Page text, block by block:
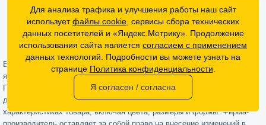
ПВЗ Пн-Пт с 10:00 до 20:00
г. Москва, ул. Барклая 13с1
подъезд 1, цокольный этаж, офис 1
Официальный интернет-магазин NiceBike © 2012 - 2026
Вся информация на сайте носит ознакомительный характер, не
является публичной офертой (определяемой положениями Статьи 437
Гражданского кодекса РФ) и не может в полной мере передавать
достоверную информацию о свойствах, комплектации и
характеристиках товара, включая цвета, размеры и формы. Фирма-
Для анализа трафика и улучшения работы наш сайт
используетфайлы cookie , сервисы сбора технических
данных посетителей и «Яндекс.Метрику». Продолжение
использования сайта является согласием с применением
данных технологий. Подробности вы можете узнать на
странице Политика конфиденциальности
Я согласен / согласна